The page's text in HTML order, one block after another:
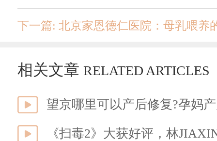
下一篇: 北京家恩德仁医院：母乳喂养
相关文章 RELATED ARTICLES
望京哪里可以产后修复?孕妈
《扫毒2》大获好评，林